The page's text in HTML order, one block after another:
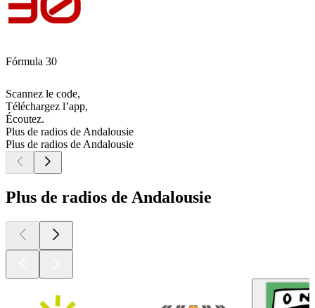
Fórmula 30
Scannez le code,
Téléchargez l’app,
Écoutez.
Plus de radios de Andalousie
Plus de radios de Andalousie
Plus de radios de Andalousie